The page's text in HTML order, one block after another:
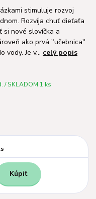
stimuluje rozvoj
Rozvíja chuť dieťaťa
si nové slovíčka a
ako prvá "učebnica"
vody. Je v... celý popis
/ SKLADOM 1 ks
Kúpiť